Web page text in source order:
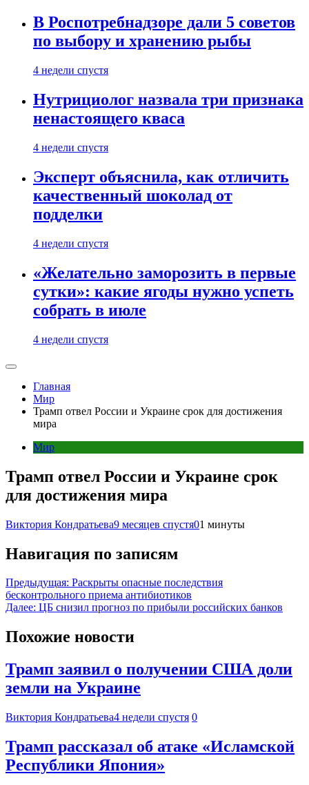
В Роспотребнадзоре дали 5 советов
по выбору и хранению рыбы
4 недели спустя
Нутрициолог назвала три признака
ненастоящего кваса
4 недели спустя
Эксперт объяснила, как отличить
качественный шоколад от
подделки
4 недели спустя
«Желательно заморозить в первые
сутки»: какие ягоды нужно успеть
собрать в июле
4 недели спустя
Главная
Мир
Трамп отвел России и Украине срок для достижения
мира
Мир
Трамп отвел России и Украине срок
для достижения мира
Виктория Кондратьева9 месяцев спустя01 минуты
Навигация по записям
Предыдущая: Раскрыты опасные последствия
бесконтрольного приема антибиотиков
Далее: ЦБ снизил прогноз по прибыли российских банков
Похожие новости
Трамп заявил о получении США доли
земли на Украине
Виктория Кондратьева4 недели спустя 0
Трамп рассказал об атаке «Исламской
Республики Япония»